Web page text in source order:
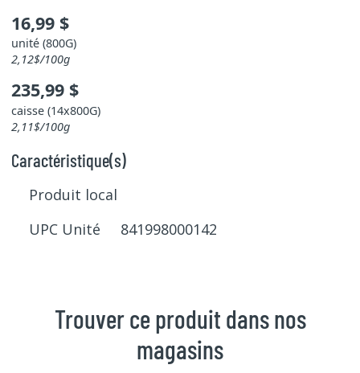
16,99 $
unité (800G)
2,12$/100g
235,99 $
caisse (14x800G)
2,11$/100g
Caractéristique(s)
Produit local
UPC Unité 841998000142
Trouver ce produit dans nos
magasins